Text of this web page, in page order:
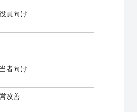
員向け
者向け
改善